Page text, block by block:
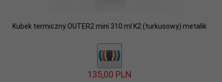
Kubek termiczny OUTER2 mini 310 ml K2 (turkusowy) metalik
135,00 PLN